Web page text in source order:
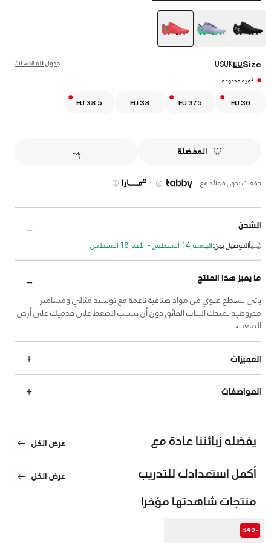
جدول المقاسات Size
EU
UK
US
كمية محدودة
EU 36
EU 37.5
EU 38
EU 38.5
المفضلة
دفعات بدون فوائد مع |
الشحن
التوصيل بين:الجمعة, 14 أغسطس - الأحد, 16 أغسطس
ما يميز هذا المنتج
يأتي بسطح علوي من مواد صناعية ناعمة مع توسيد مثالي ومسامير
مخروطية تمنحك الثبات الفائق دون أن تسبب الضغط على قدميك على أرض
الملعب.
المميزات
المواصفات
يفضله زبائننا عادة مع عرض الكل
أكمل استعدادك للتدريب عرض الكل
منتجات شاهدتها مؤخرًا
-%40